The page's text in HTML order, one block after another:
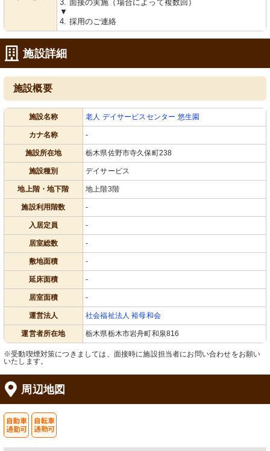
3. 面接の実施（場合によって複数回）
▼
4. 採用のご連絡
施設詳細
施設概要
施設名称 老人 デイサービスセンター 悠生園
カナ名称 -
施設所在地 栃木県佐野市寺久保町238
施設種別 デイサービス
地上階・地下階 地上階3階
施設利用階数 -
入居定員 -
居室総数 -
敷地面積 -
延床面積 -
居室面積 -
運営法人 社会福祉法人 裕母和会
運営者所在地 栃木県栃木市岩舟町和泉816
※受動喫煙対策につきましては、面接時に施設担当者にお問い合わせをお願い
いたします。
周辺地図